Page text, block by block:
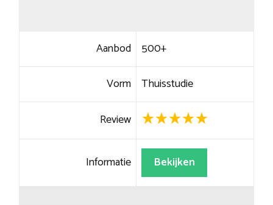
Aanbod 500+
Vorm Thuisstudie
Review
Informatie Bekijken